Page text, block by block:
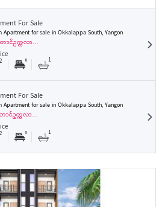
For Sale
Apartment for sale in Okkalappa South, Yangon
ောင်ဥက္ကလာ…
2 x 1
For Sale
Apartment for sale in Okkalappa South, Yangon
ောင်ဥက္ကလာ…
2 x 1